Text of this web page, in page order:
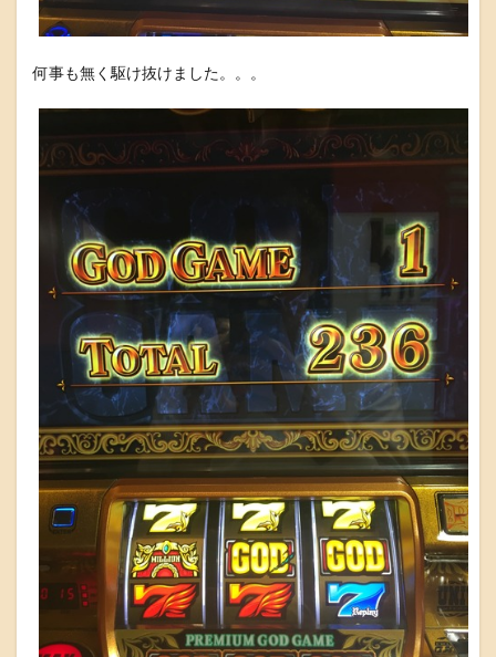
何事も無く駆け抜けました。。。